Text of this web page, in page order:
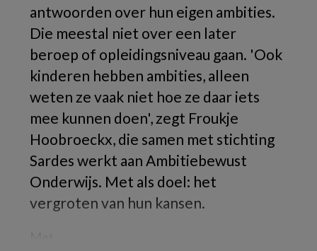
antwoorden over hun eigen ambities.
Die meestal niet over een later
beroep of opleidingsniveau gaan. 'Ook
kinderen hebben ambities, alleen
weten ze vaak niet hoe ze daar iets
mee kunnen doen', zegt Froukje
Hoobroeckx, die samen met stichting
Sardes werkt aan Ambitiebewust
Onderwijs. Met als doel: het
vergroten van hun kansen.